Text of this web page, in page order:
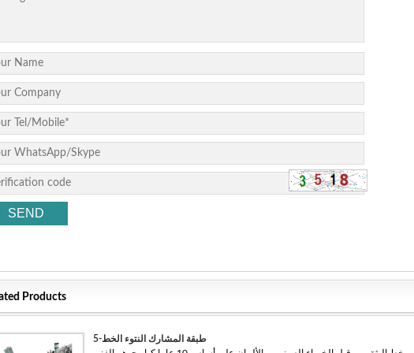
Products
5-طبقة المشارك النتوء الخط